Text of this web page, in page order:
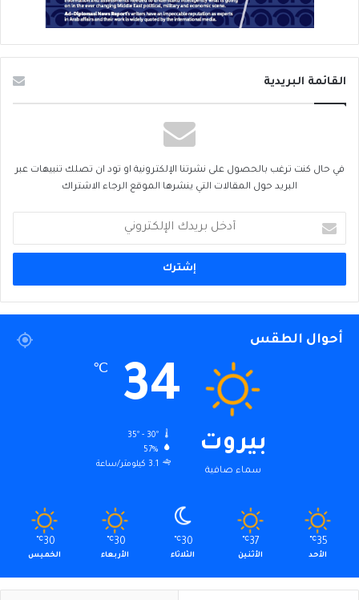
القائمة البريدية
في حال كنت ترغب بالحصول على نشرتنا الإلكترونية او تود ان تصلك تنبيهات عبر
البريد حول المقالات التي ينشرها الموقع الرجاء الاشتراك
بريدك
الإلكتروني
أحوال الطقس
بيروت
سماء صافية
34
℃
35º - 30º
57%
3.1 كيلومتر/ساعة
35
℃
الأحد
37
℃
الأثنين
30
℃
الثلاثاء
30
℃
الأربعاء
30
℃
الخميس